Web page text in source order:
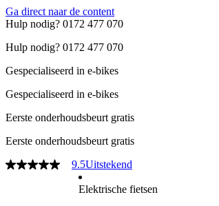
Ga direct naar de content
Hulp nodig? 0172 477 070
Hulp nodig? 0172 477 070
Gespecialiseerd in e-bikes
Gespecialiseerd in e-bikes
Eerste onderhoudsbeurt gratis
Eerste onderhoudsbeurt gratis
9.5Uitstekend
Elektrische fietsen